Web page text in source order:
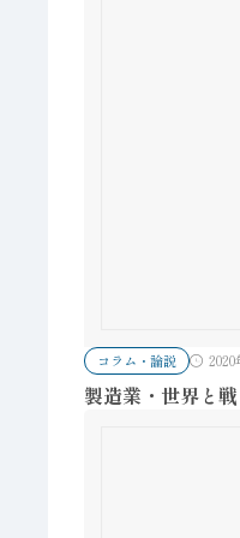
コラム・論説 2020
製造業・世界と